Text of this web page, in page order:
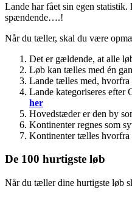
Lande har fået sin egen
spændende….!
Når du tæller, skal du være
Det er gældende, at alle
Løb kan tælles med én
Lande tælles med, hvorfra
Lande kategoriseres efter
her
Hovedstæder er den by
Kontinenter regnes som
Kontinenter tælles hvorfra
De 100 hurtigste løb
Når du tæller dine hurtigste løb